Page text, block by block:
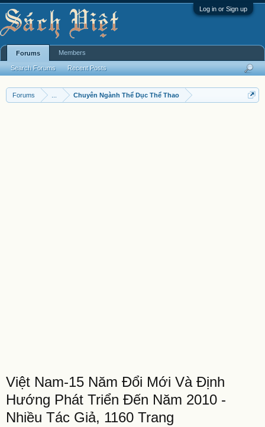
Log in or Sign up
Forums Chuyên Ngành Thể Dục Thể Thao
Việt Nam-15 Năm Đổi Mới Và Định
Hướng Phát Triển Đến Năm 2010 -
Nhiều Tác Giả, 1160 Trang
Forums
Search Forums Recent Posts
Members